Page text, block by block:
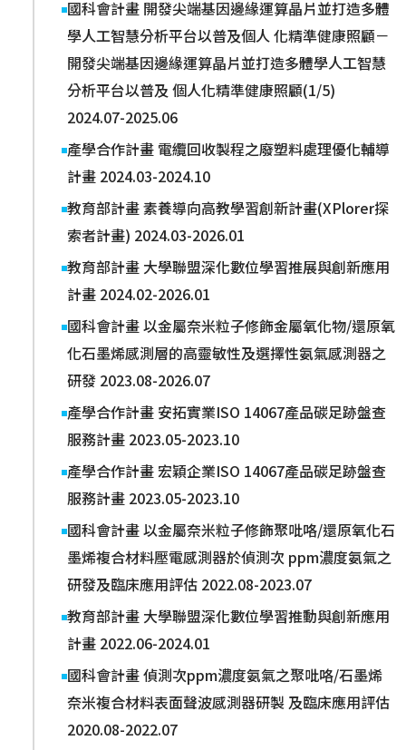
國科會計畫 開發尖端基因邊緣運算晶片並打造多體
學人工智慧分析平台以普及個人 化精準健康照顧－
開發尖端基因邊緣運算晶片並打造多體學人工智慧
分析平台以普及 個人化精準健康照顧(1/5)
2024.07-2025.06
產學合作計畫 電纜回收製程之廢塑料處理優化輔導
計畫 2024.03-2024.10
教育部計畫 素養導向高教學習創新計畫(XPlorer探
索者計畫) 2024.03-2026.01
教育部計畫 大學聯盟深化數位學習推展與創新應用
計畫 2024.02-2026.01
國科會計畫 以金屬奈米粒子修飾金屬氧化物/還原氧
化石墨烯感測層的高靈敏性及選擇性氨氣感測器之
研發 2023.08-2026.07
產學合作計畫 安拓實業ISO 14067產品碳足跡盤查
服務計畫 2023.05-2023.10
產學合作計畫 宏穎企業ISO 14067產品碳足跡盤查
服務計畫 2023.05-2023.10
國科會計畫 以金屬奈米粒子修飾聚吡咯/還原氧化石
墨烯複合材料壓電感測器於偵測次 ppm濃度氨氣之
研發及臨床應用評估 2022.08-2023.07
教育部計畫 大學聯盟深化數位學習推動與創新應用
計畫 2022.06-2024.01
國科會計畫 偵測次ppm濃度氨氣之聚吡咯/石墨烯
奈米複合材料表面聲波感測器研製 及臨床應用評估
2020.08-2022.07